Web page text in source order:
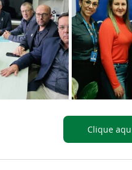
Clique